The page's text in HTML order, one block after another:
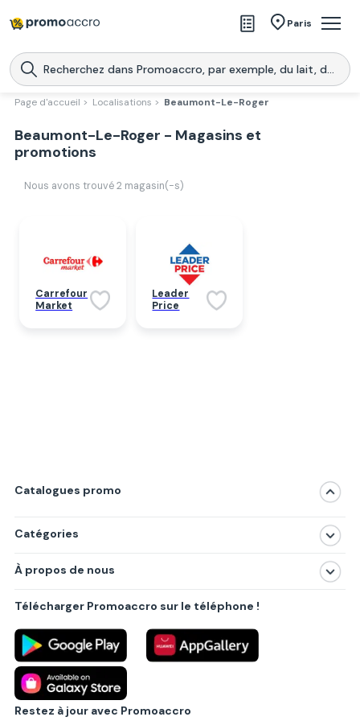
Paris
Magasins
Produits
Télécharge l’application
Promoaccro
Télécharger
Page d'accueil > Localisations > Beaumont-Le-Roger
Beaumont-Le-Roger - Magasins et
promotions
Nous avons trouvé 2 magasin(-s)
Carrefour
Market
Leader
Price
Catalogues promo
Catégories
Produits
Villes principales
À propos de nous
Politique de confidentialité
Règlements
Partenariat B2B
Blog
Contact
Télécharger Promoaccro sur le téléphone !
Restez à jour avec Promoaccro